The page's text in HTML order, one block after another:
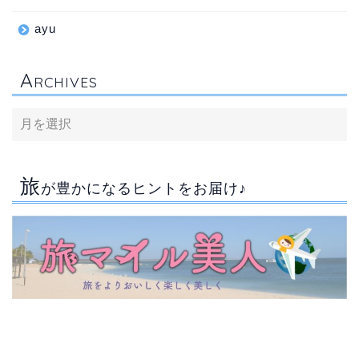
ayu
ARCHIVES
旅が豊かになるヒントをお届け♪